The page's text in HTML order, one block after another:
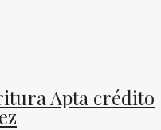
Apta crédito